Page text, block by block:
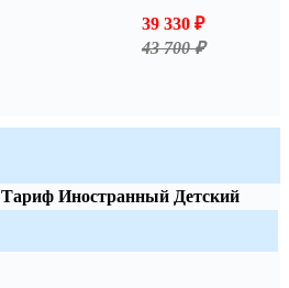
39 330 ₽
43 700 ₽
Тариф Иностранный Детский